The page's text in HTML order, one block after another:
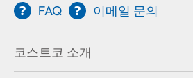
FAQ 이메일 문의
코스트코 소개